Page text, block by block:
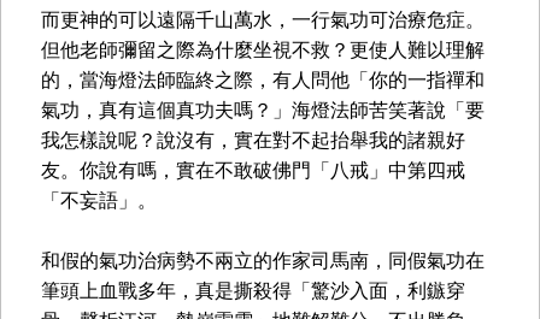
而更神的可以遠隔千山萬水，一行氣功可治療危症。
但他老師彌留之際為什麼坐視不救？更使人難以理解
的，當海燈法師臨終之際，有人問他「你的一指禪和
氣功，真有這個真功夫嗎？」海燈法師苦笑著說「要
我怎樣說呢？說沒有，實在對不起抬舉我的諸親好
友。你說有嗎，實在不敢破佛門「八戒」中第四戒
「不妄語」。
和假的氣功治病勢不兩立的作家司馬南，同假氣功在
筆頭上血戰多年，真是撕殺得「驚沙入面，利鏃穿